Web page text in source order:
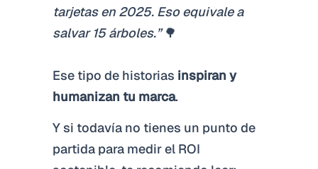
tarjetas en 2025. Eso equivale a
salvar 15 árboles.”🌳
Ese tipo de historias inspiran y
humanizan tu marca.
Y si todavía no tienes un punto de
partida para medir el ROI